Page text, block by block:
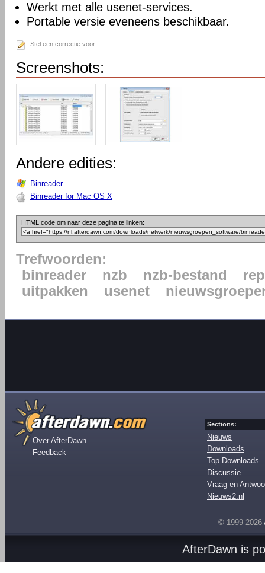
Werkt met alle usenet-services.
Portable versie eveneens beschikbaar.
Stel een correctie voor
Screenshots:
Andere edities:
Binreader
Binreader for Mac OS X
HTML code om naar deze pagina te linken:
Trefwoorden:
binreader
nzb nzb-bestand
uitpakken
usenet
Over AfterDawn
Feedback
Sections:
Nieuws
Downloads
Top Downloads
Discussie
Vraag en
Nieuws2.nl
© 1999-2026
AfterDawn is